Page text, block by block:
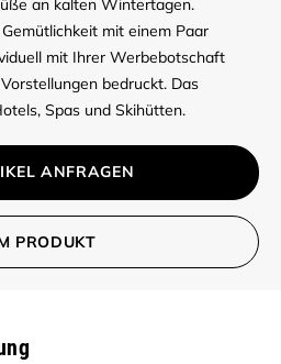
an kalten Wintertagen.
mit einem Paar
mit Ihrer Werbebotschaft
bedruckt. Das
Spas und Skihütten.
ANFRAGEN
PRODUKT